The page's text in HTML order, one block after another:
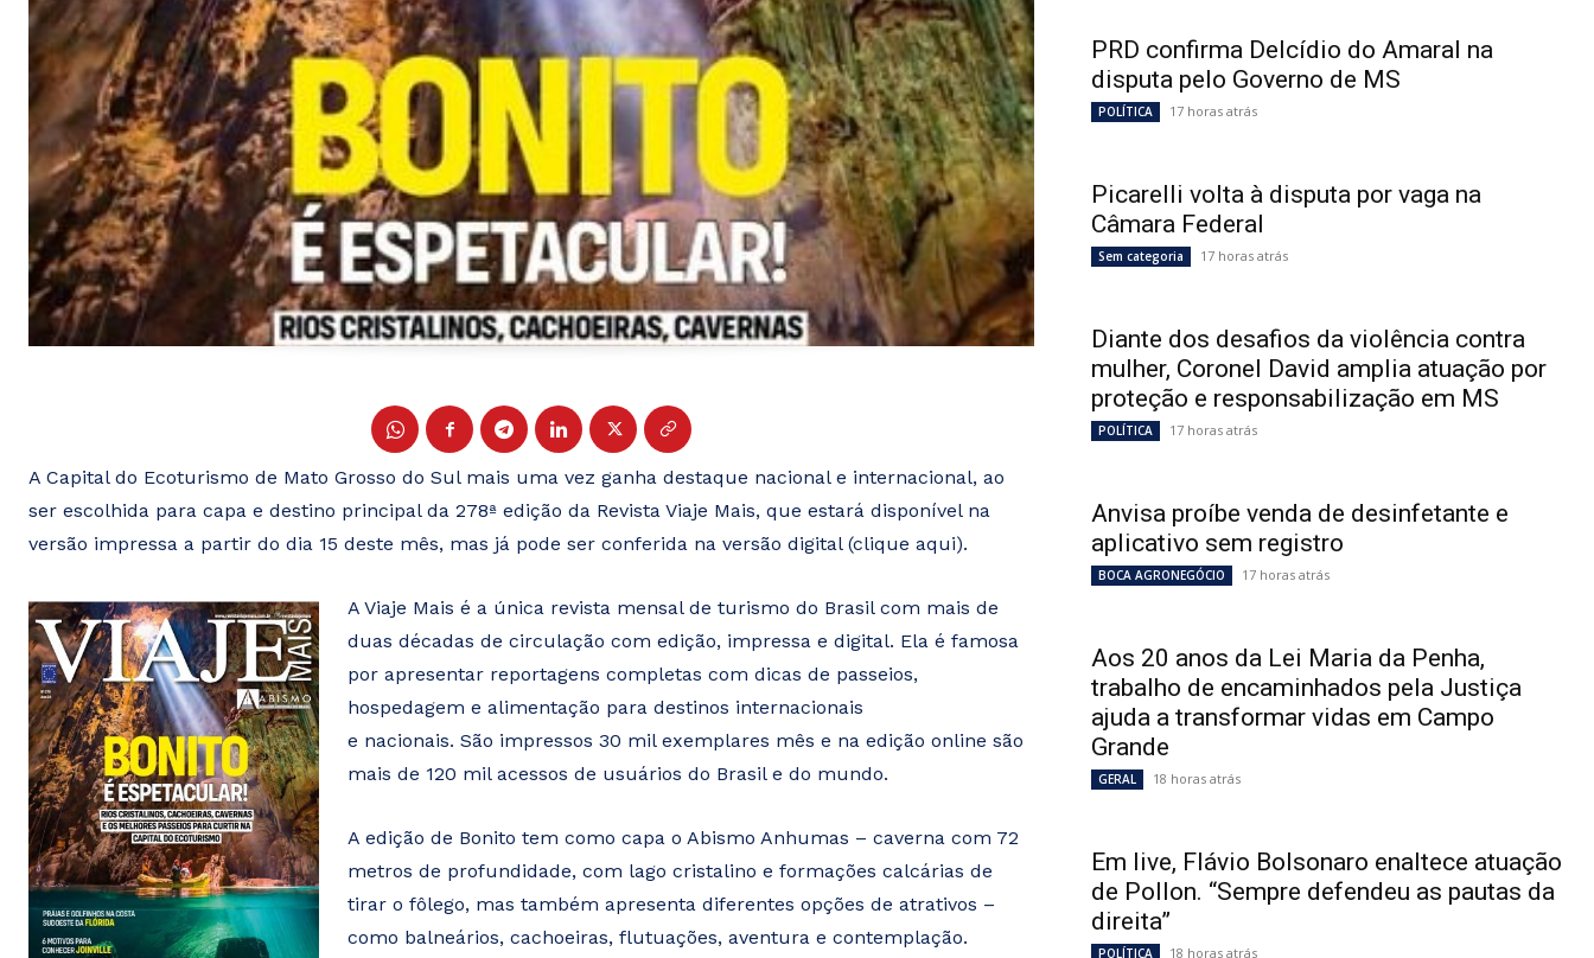
A Capital do Ecoturismo de Mato Grosso do Sul mais uma vez ganha destaque nacional e internacional, ao
ser escolhida para capa e destino principal da 278ª edição da Revista Viaje Mais, que estará disponível na
versão impressa a partir do dia 15 deste mês, mas já pode ser conferida na versão digital (clique aqui).
A Viaje Mais é a única revista mensal de turismo do Brasil com mais de
duas décadas de circulação com edição, impressa e digital. Ela é famosa
por apresentar reportagens completas com dicas de passeios,
hospedagem e alimentação para destinos internacionais
e nacionais. São impressos 30 mil exemplares mês e na edição online são
mais de 120 mil acessos de usuários do Brasil e do mundo.
A edição de Bonito tem como capa o Abismo Anhumas – caverna com 72
metros de profundidade, com lago cristalino e formações calcárias de
tirar o fôlego, mas também apresenta diferentes opções de atrativos –
como balneários, cachoeiras, flutuações, aventura e contemplação.
PRD confirma Delcídio do Amaral na
disputa pelo Governo de MS
POLÍTICA 17 horas atrás
Picarelli volta à disputa por vaga na
Câmara Federal
Sem categoria 17 horas atrás
Diante dos desafios da violência contra
mulher, Coronel David amplia atuação por
proteção e responsabilização em MS
POLÍTICA 17 horas atrás
Anvisa proíbe venda de desinfetante e
aplicativo sem registro
BOCA AGRONEGÓCIO 17 horas atrás
Aos 20 anos da Lei Maria da Penha,
trabalho de encaminhados pela Justiça
ajuda a transformar vidas em Campo
Grande
GERAL 18 horas atrás
Em live, Flávio Bolsonaro enaltece atuação
de Pollon. “Sempre defendeu as pautas da
direita”
POLÍTICA 18 horas atrás